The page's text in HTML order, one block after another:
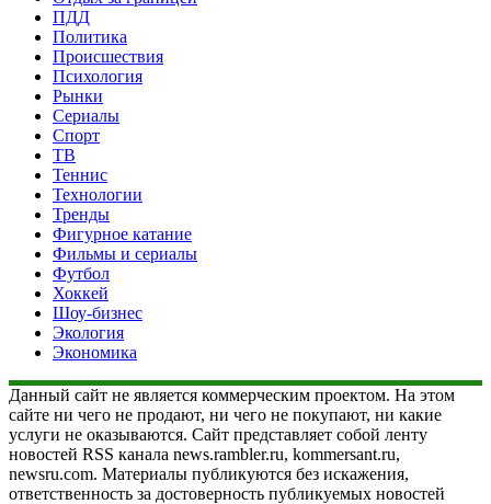
ПДД
Политика
Происшествия
Психология
Рынки
Сериалы
Спорт
ТВ
Теннис
Технологии
Тренды
Фигурное катание
Фильмы и сериалы
Футбол
Хоккей
Шоу-бизнес
Экология
Экономика
Данный сайт не является коммерческим проектом. На этом
сайте ни чего не продают, ни чего не покупают, ни какие
услуги не оказываются. Сайт представляет собой ленту
новостей RSS канала news.rambler.ru, kommersant.ru,
newsru.com. Материалы публикуются без искажения,
ответственность за достоверность публикуемых новостей